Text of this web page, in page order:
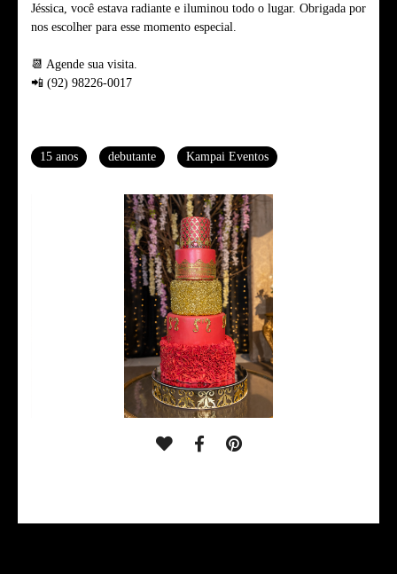
Jéssica, você estava radiante e iluminou todo o lugar. Obrigada por
nos escolher para esse momento especial.
📆 Agende sua visita.
📲 (92) 98226-0017
15 anos debutante Kampai Eventos